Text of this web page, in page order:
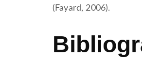
(Fayard, 2006).